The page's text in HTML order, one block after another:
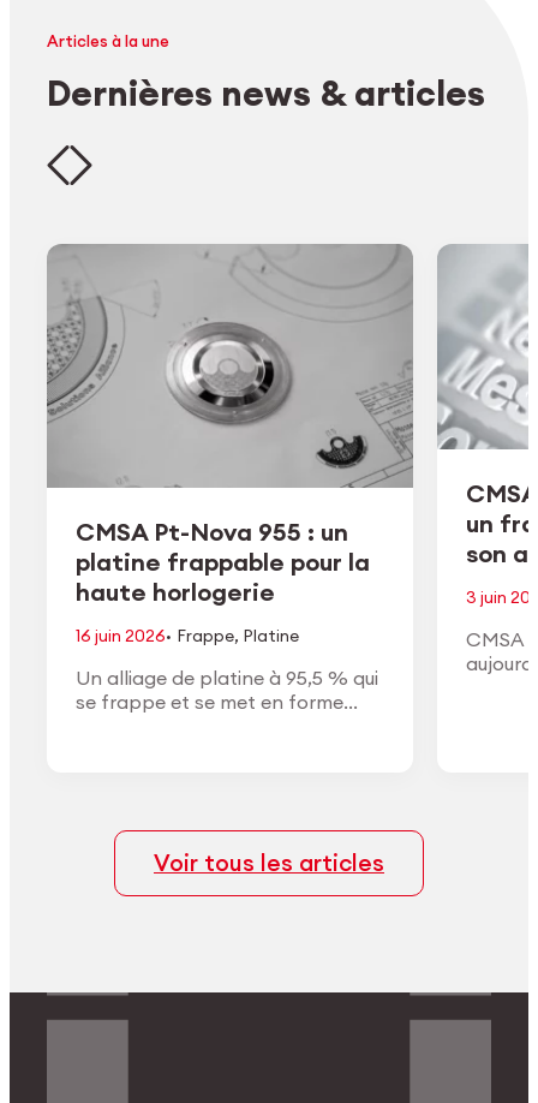
Articles à la une
Dernières news & articles
CMSA Pt-Nova 955 : un
platine frappable pour la
haute horlogerie
16 juin 2026· Frappe, Platine
Un alliage de platine à 95,5 % qui
se frappe et se met en forme
un
son
3 juin
CMSA
Voir tous les articles